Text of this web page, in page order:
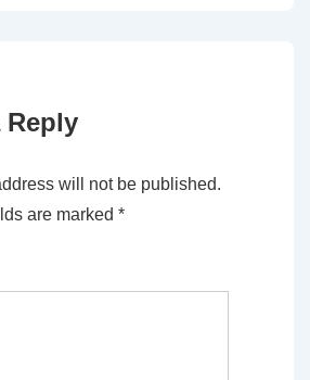
Reply
will not be published.
are marked *